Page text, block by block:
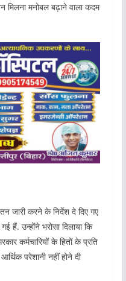
मिलना मनोबल बढ़ाने वाला कदम
जारी करने के निर्देश दे दिए गए
हैं. उन्होंने भरोसा दिलाया कि
कर्मचारियों के हितों के प्रति
परेशानी नहीं होने दी